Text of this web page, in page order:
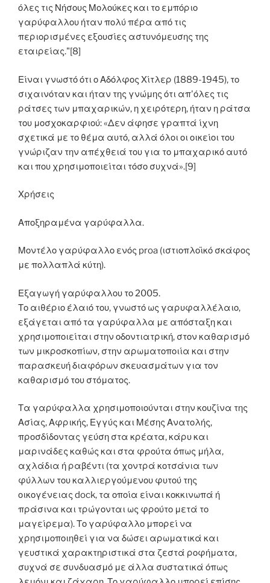
όλες τις Νήσους Μολούκες και το εμπόριο
γαρύφαλλου ήταν πολύ πέρα από τις
περιορισμένες εξουσίες αστυνόμευσης της
εταιρείας."[8]
Είναι γνωστό ότι ο Αδόλφος Χίτλερ (1889-1945), το
σιχαινόταν και ήταν της γνώμης ότι απ'όλες τις
ράτσες των μπαχαρικών, η χειρότερη, ήταν η ράτσα
του μοσχοκαρφιού: «Δεν άφησε γραπτά ίχνη
σχετικά με το θέμα αυτό, αλλά όλοι οι οικείοι του
γνώριζαν την απέχθειά του για το μπαχαρικό αυτό
και που χρησιμοποιείται τόσο συχνά».[9]
Χρήσεις
Αποξηραμένα γαρύφαλλα.
Μοντέλο γαρύφαλλο ενός proa (ιστιοπλοϊκό σκάφος
με πολλαπλά κύτη).
Εξαγωγή γαρύφαλλου το 2005.
Το αιθέριο έλαιό του, γνωστό ως γαρυφαλλέλαιο,
εξάγεται από τα γαρύφαλλα με απόσταξη και
χρησιμοποιείται στην οδοντιατρική, στον καθαρισμό
των μικροσκοπίων, στην αρωματοποιία και στην
παρασκευή διαφόρων σκευασμάτων για τον
καθαρισμό του στόματος.
Τα γαρύφαλλα χρησιμοποιούνται στην κουζίνα της
Ασίας, Αφρικής, Εγγύς και Μέσης Ανατολής,
προσδίδοντας γεύση στα κρέατα, κάρυ και
μαρινάδες καθώς και στα φρούτα όπως μήλα,
αχλάδια ή ραβέντι (τα χοντρά κοτσάνια των
φύλλων του καλλιεργούμενου φυτού της
οικογένειας dock, τα οποία είναι κοκκινωπά ή
πράσινα και τρώγονται ως φρούτο μετά το
μαγείρεμα). Το γαρύφαλλο μπορεί να
χρησιμοποιηθεί για να δώσει αρωματικά και
γευστικά χαρακτηριστικά στα ζεστά ροφήματα,
συχνά σε συνδυασμό με άλλα συστατικά όπως